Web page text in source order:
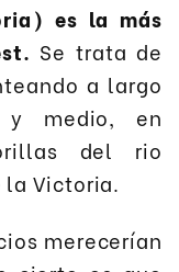
es la más
Se trata de
a largo
y medio, en
del rio
la Victoria.
merecerían